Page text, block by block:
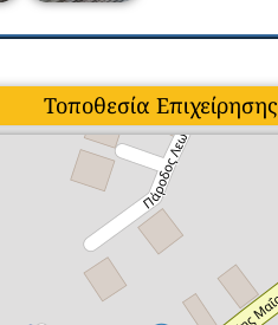
Τοποθεσία Επιχείρησης